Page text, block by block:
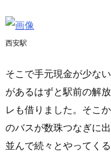
西安駅
そこで手元現金が少な
があるはずと駅前の解
レも借りました。そこ
のバスが数珠つなぎに
並んで続々とやってく